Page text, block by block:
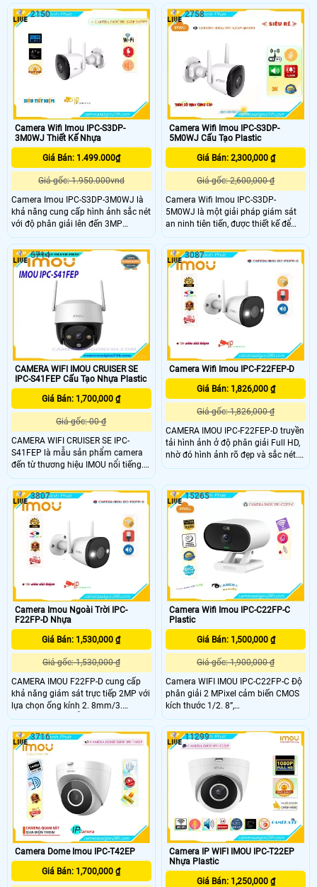
yêu cầu về chất lượng hình ảnh và
tính năng thông minh giúp ghi lại
hình ảnh rõ nét và chi tiết của khu
vực giám sát tích hợp công nghệ
phát hiện chuyển động thông minh
giúp gửi thông báo khi có hoạt động
nghi ngờ xảy ra trong khu vực giám
yếu. Tính năng full color của camera
cho phép bạn theo dõi trong bóng
tối với khoảng cách lên đến 30 mét
mà vẫn có màu ban đêm Imou IPC-
F52FP thiết kế chắc chắn và hiện
đại phù hợp với nhiều môi trường,
camera này có khả năng hoạt động
ổn định ngay cả trong những điều
kiện thời tiết khắc nghiệt nhất như
mưa to hay bụi bẩn
Camera Wifi Imou IPC-S3DP-
3M0WJ Thiết Kế Nhựa
Giá Bán: 1.499.000₫
Giá gốc: 1.950.000vnd
Camera Imou IPC-S3DP-3M0WJ là
khả năng cung cấp hình ảnh sắc nét
với độ phân giải lên đến 3MP
Camera này còn được trang bị tính
năng phát hiện chuyển động thông
minh Khi phát hiện sự chuyển động
bất thường Imou IPC-S3DP-3M0WJ
sẽ gửi thông báo ngay lập tức đến
điện thoại của bạn giúp bạn kịp thời
xử lý các tình huống khẩn cấp
2150
Camera Wifi Imou IPC-S3DP-
5M0WJ Cấu Tạo Plastic
Giá Bán: 2,300,000 ₫
Giá gốc: 2,600,000 ₫
Camera Wifi Imou IPC-S3DP-
5M0WJ là một giải pháp giám sát
an ninh tiên tiến, được thiết kế để
cung cấp hình ảnh chất lượng cao
và hiệu suất đáng tin cậy Imou IPC-
S3DP-5M0WJ là sự lựa chọn tuyệt
vời cho việc bảo vệ tài sản và gia
đình, cung cấp giải pháp giám sát
hiệu quả và tiện lợi với chất lượng
hình ảnh cao và các tính năng
thông minh
2758
CAMERA WIFI IMOU CRUISER SE
IPC-S41FEP Cấu Tạo Nhựa Plastic
Giá Bán: 1,700,000 ₫
Giá gốc: 00 ₫
CAMERA WIFI CRUISER SE IPC-
S41FEP là mẫu sản phẩm camera
đến từ thương hiệu IMOU nổi tiếng.
Sở hữu hình ảnh sắc nét với độ
phân giải lên đến 4mp, đèn LED full
color cho ra hình ảnh có màu ban
đêm, đàm thoại 2 chiều thông minh,
quay xoay 360 độ cùng chống nước
chuẩn IP66 giúp cho camera dễ
dàng lắp đặt và hoạt động được
trong nhiều điều kiện cũng như vị trí
5714
Camera Wifi Imou IPC-F22FEP-D
Giá Bán: 1,826,000 ₫
Giá gốc: 1,826,000 ₫
CAMERA IMOU IPC-F22FEP-D truyền
tải hình ảnh ở độ phân giải Full HD,
nhờ đó hình ảnh rõ đẹp và sắc nét.
Camera chủ động giữ các mối đe
tâm. CAMERA IMOU IPC-F22FEP-D
có cảm biến 1080P và thuật toán IR
tiên tiến cung cấp video rõ nét cả
ngày lẫn đêm. Nén H
3087
Camera Imou Ngoài Trời IPC-
F22FP-D Nhựa
Giá Bán: 1,530,000 ₫
Giá gốc: 1,530,000 ₫
CAMERA IMOU F22FP-D cung cấp
khả năng giám sát trực tiếp 2MP với
lựa chọn ống kính 2. 8mm/3.
6mm/6mm, nó hỗ trợ bốn đêm các
chế độ tầm nhìn cho độ rõ nét như
ban ngày ngay cả trong bóng tối.
CAMERA IMOU F22FP-D có cảm
biến 1080P và thuật toán IR tiên tiến
cung cấp video rõ nét cả ngày lẫn
3807
Camera Wifi Imou IPC-C22FP-C
Plastic
Giá Bán: 1,500,000 ₫
Giá gốc: 1,900,000 ₫
Camera WIFI IMOU IPC-C22FP-C Độ
phân giải 2 MPixel cảm biến CMOS
kích thước 1/2. 8”,
25/30fps@2MP(1920×1080),Tính
năng phát hiện con người, phát hiện
âm thanh bất thường, đàm thoại hai
chiều,Tính năng Wifi Hotspot
(AP),Ống kính cố định 2. 8mm cho
góc nhìn 97°(H), 52°(V), 114°(D), tích
hợp míc với chuẩn âm thanh G.
711a / G
15265
Camera Dome Imou IPC-T42EP
Giá Bán: 1,700,000 ₫
3716
Camera IP WIFI IMOU IPC-T22EP
Nhựa Plastic
Giá Bán: 1,250,000 ₫
11299